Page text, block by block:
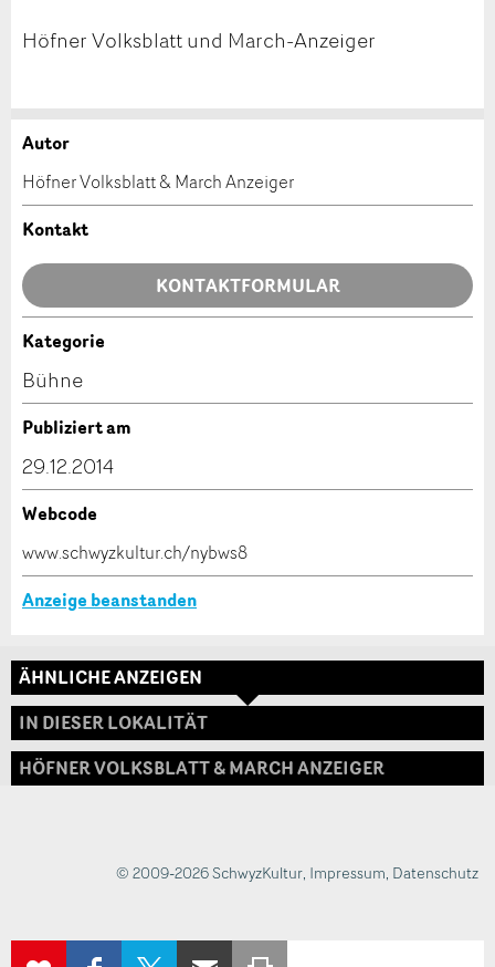
Höfner Volksblatt und March-Anzeiger
Anzeige beanstanden
Ihr Feedback wird sehr geschätzt!
Allgemeines Feedback
Anzeige nicht mehr gültig
Anzeige unvollständig
* Eingabe erforderlich
Schliessen
Anzeige weiterempfehlen
Empfehlen Sie diese Anzeige an Freunde weiter.
* Eingabe erforderlich
Autor
Höfner Volksblatt & March Anzeiger
Kontakt
KONTAKTFORMULAR
Kontakt
Verfassen Sie eine Nachricht für die Kontaktpersonen
Adresse
Kategorie
Bühne
Publiziert am
29.12.2014
Webcode
www.schwyzkultur.ch/nybws8
Anzeige beanstanden
AUF
PER E-MAIL
ÄHNLICHE ANZEIGEN
IN DIESER LOKALITÄT
HÖFNER VOLKSBLATT & MARCH ANZEIGER
© 2009-2026 SchwyzKultur, Impressum, Datenschutz